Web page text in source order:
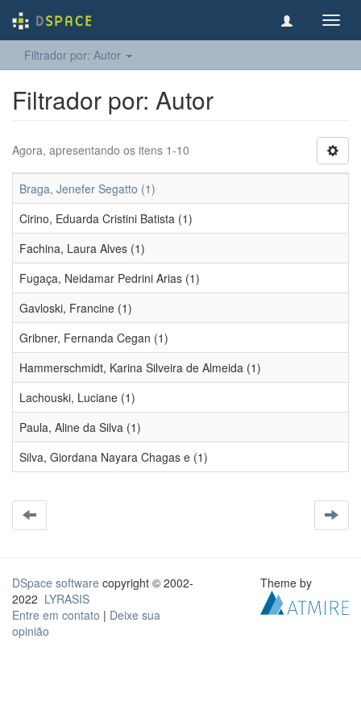
Filtrador por: Autor
Filtrador por: Autor
Agora, apresentando os itens 1-10
Braga, Jenefer Segatto (1)
Cirino, Eduarda Cristini Batista (1)
Fachina, Laura Alves (1)
Fugaça, Neidamar Pedrini Arias (1)
Gavloski, Francine (1)
Gribner, Fernanda Cegan (1)
Hammerschmidt, Karina Silveira de Almeida (1)
Lachouski, Luciane (1)
Paula, Aline da Silva (1)
Silva, Giordana Nayara Chagas e (1)
DSpace software copyright © 2002-
2022 LYRASIS
Entre em contato | Deixe sua
opinião
Theme by